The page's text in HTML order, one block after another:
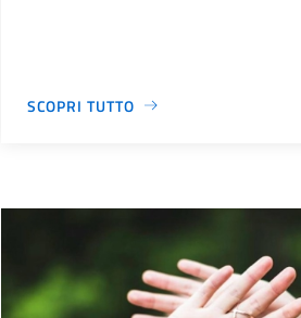
SCOPRI TUTTO